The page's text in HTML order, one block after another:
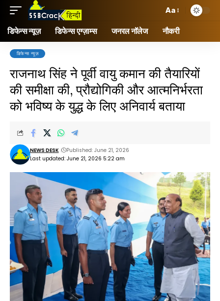
Aa
डिफेन्स न्यूज़ डिफेन्स एग्ज़ाम्स जनरल नॉलेज नौकरी
डिफेन्स न्यूज़
राजनाथ सिंह ने पूर्वी वायु कमान की तैयारियों
की समीक्षा की, प्रौद्योगिकी और आत्मनिर्भरता
को भविष्य के युद्ध के लिए अनिवार्य बताया
Last updated: June 21, 2026 5:22 am
NEWS DESK Published: June 21, 2026